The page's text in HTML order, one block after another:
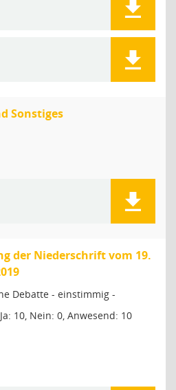
Sonstiges
der Niederschrift vom 19.
Debatte - einstimmig -
Ja: 10, Nein: 0, Anwesend: 10